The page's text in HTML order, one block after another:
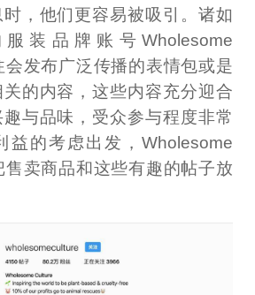
，他们更容易被吸引。诸如
服装品牌账号Wholesome
会发布广泛传播的表情包或是
的内容，这些内容充分迎合
与品味，受众参与程度非常
益的考虑出发，Wholesome
售卖商品和这些有趣的帖子放